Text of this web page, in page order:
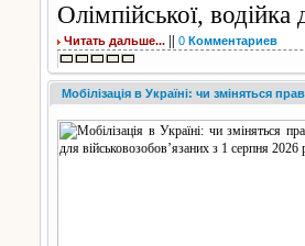
Олімпійської,
Читать дальше... 0 Комментариев
Мобілізація в Україні: чи зміняться